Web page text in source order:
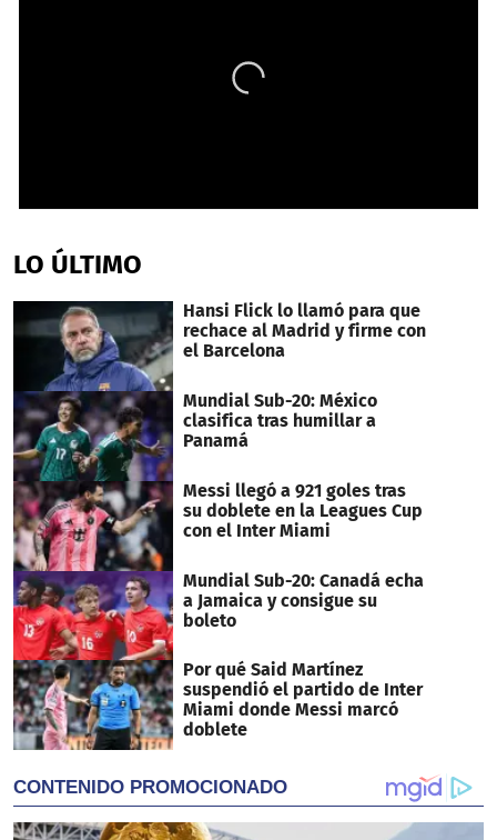
of
2
20
seconds
LO ÚLTIMO
Hansi Flick lo llamó para que
rechace al Madrid y firme con
el Barcelona
Mundial Sub-20: México
clasifica tras humillar a
Panamá
Messi llegó a 921 goles tras
su doblete en la Leagues Cup
con el Inter Miami
Mundial Sub-20: Canadá echa
a Jamaica y consigue su
boleto
Por qué Said Martínez
suspendió el partido de Inter
Miami donde Messi marcó
doblete